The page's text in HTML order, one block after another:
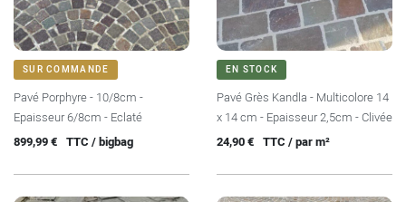
SUR COMMANDE
Pavé Porphyre - 10/8cm -
Epaisseur 6/8cm - Eclaté
Prix
899,99 € TTC / bigbag
EN STOCK
Pavé Grès Kandla - Multicolore 14
x 14 cm - Epaisseur 2,5cm - Clivée
Prix
24,90 € TTC / par m²